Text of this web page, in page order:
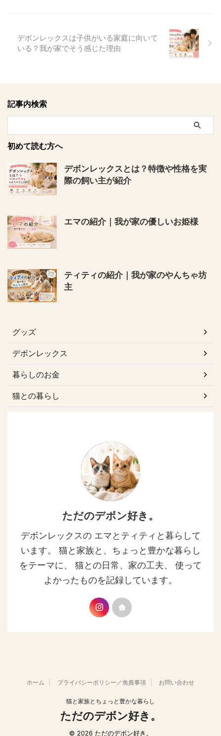
デボンレックスは子供がいる家庭に向いて
いる？我が家でそう感じた理由
記事内検索
初めて読む方へ
デボンレックスとは？特徴や性格を実
際の飼い主が紹介
エマの紹介｜我が家の優しいお姫様
ティティの紹介｜我が家のやんちゃ坊
主
グッズ
デボンレックス
暮らしのお金
猫との暮らし
ただのデボン好き。
デボンレックスの エマとティティと暮らして
います。 猫と家族と、ちょっと豊かな暮らし
をテーマに、 猫との日常、家の工夫、 使って
よかったものを記録しています。
ホーム プライバシーポリシー／免責事項 お問い合わせ
猫と家族とちょっと豊かな暮らし
ただのデボン好き。
© 2026 ただのデボン好き。